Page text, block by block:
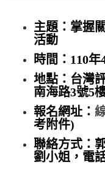
主題：掌握
活動
時間：110
地點：台灣
南海路3號5
報名網址：
考附件)
聯絡方式：
劉小姐，電